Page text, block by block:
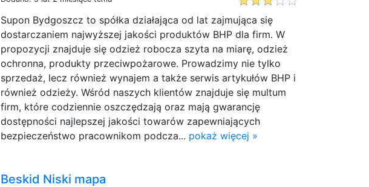
Supon Bydgoszcz to spółka działająca od lat zajmująca się
dostarczaniem najwyższej jakości produktów BHP dla firm. W
propozycji znajduje się odzież robocza szyta na miarę, odzież
ochronna, produkty przeciwpożarowe. Prowadzimy nie tylko
sprzedaż, lecz również wynajem a także serwis artykułów BHP i
również odzieży. Wśród naszych klientów znajduje się multum
firm, które codziennie oszczędzają oraz mają gwarancję
dostępności najlepszej jakości towarów zapewniających
bezpieczeństwo pracownikom podcza... pokaż więcej »
Beskid Niski mapa